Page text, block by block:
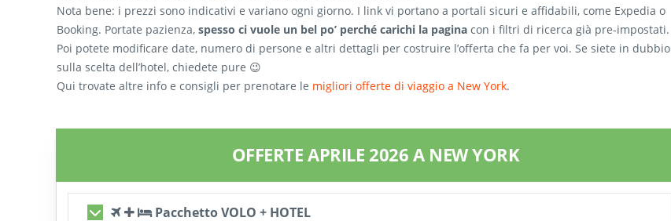
Nota bene: i prezzi sono indicativi e variano ogni giorno. I link vi portano a portali sicuri e affidabili, come Expedia o
Booking. Portate pazienza, spesso ci vuole un bel po’ perché carichi la pagina con i filtri di ricerca già pre-impostati.
Poi potete modificare date, numero di persone e altri dettagli per costruire l’offerta che fa per voi. Se siete in dubbio
sulla scelta dell’hotel, chiedete pure 😉
Qui trovate altre info e consigli per prenotare le migliori offerte di viaggio a New York.
OFFERTE APRILE 2026 A NEW YORK
Pacchetto VOLO + HOTEL